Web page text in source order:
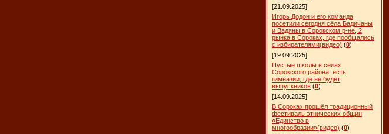
[21.09.2025]
Игорь Додон и его команда
посетили сегодня сёла Бадичаны
и Вадяны в Сорокском р-не, 2
рынка в Сороках, где пообщались
с избирателями(видео) (0)
[19.09.2025]
Пустые школы в сёлах
Сорокского района: есть
гимназии, где не будет
выпускников (0)
[14.09.2025]
В Сороках прошёл традиционный
фестиваль этнических общин
«Единство в
многообразии»(видео) (0)